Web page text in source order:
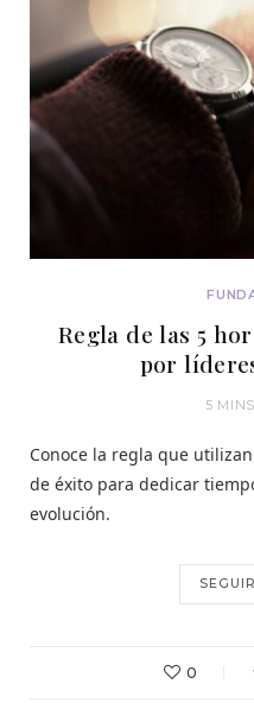
Regla de las 5
por
5
Conoce la regla que
de éxito para dedicar
evolución.
0